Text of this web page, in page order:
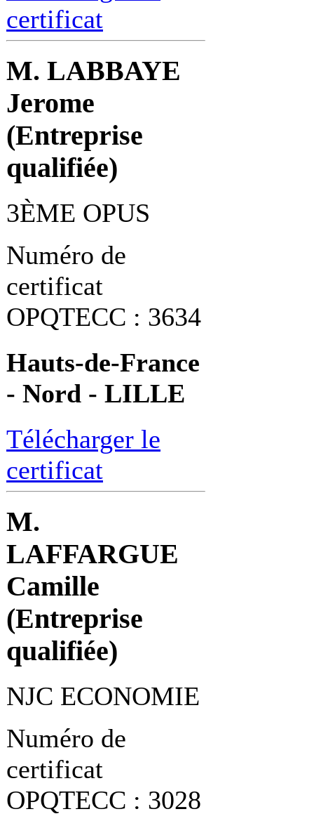
certificat
M. LABBAYE
Jerome
(Entreprise
qualifiée)
3ÈME OPUS
Numéro de
certificat
OPQTECC : 3634
Hauts-de-France
- Nord - LILLE
Télécharger le
certificat
M.
LAFFARGUE
Camille
(Entreprise
qualifiée)
NJC ECONOMIE
Numéro de
certificat
OPQTECC : 3028